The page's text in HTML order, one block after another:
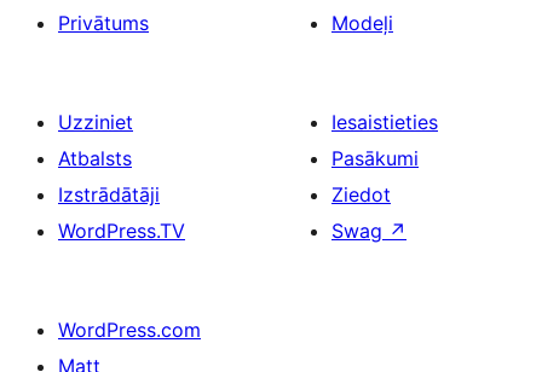
Privātums
Modeļi
Uzziniet
Atbalsts
Izstrādātāji
WordPress.TV
Iesaistieties
Pasākumi
Ziedot
Swag ↗
WordPress.com
Matt